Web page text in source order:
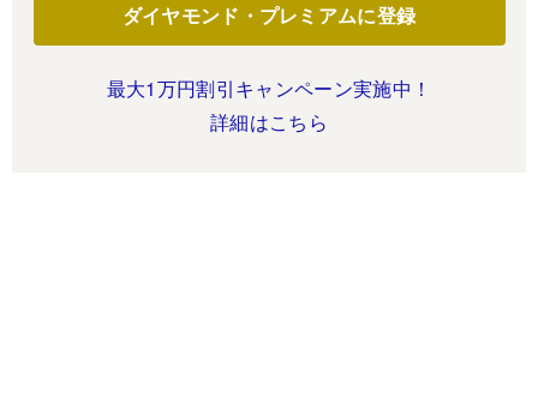
ダイヤモンド・プレミアムに登録
最大1万円割引キャンペーン実施中！
詳細はこちら